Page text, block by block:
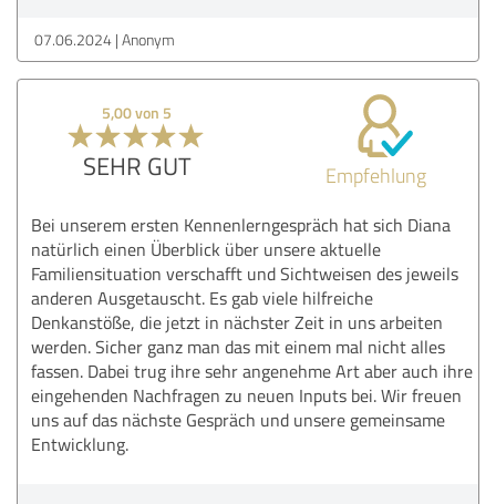
07.06.2024 Anonym
5,00 von 5
SEHR GUT Empfehlung
Bei unserem ersten Kennenlerngespräch hat sich Diana
natürlich einen Überblick über unsere aktuelle
Familiensituation verschafft und Sichtweisen des jeweils
anderen Ausgetauscht. Es gab viele hilfreiche
Denkanstöße, die jetzt in nächster Zeit in uns arbeiten
werden. Sicher ganz man das mit einem mal nicht alles
fassen. Dabei trug ihre sehr angenehme Art aber auch ihre
eingehenden Nachfragen zu neuen Inputs bei. Wir freuen
uns auf das nächste Gespräch und unsere gemeinsame
Entwicklung.